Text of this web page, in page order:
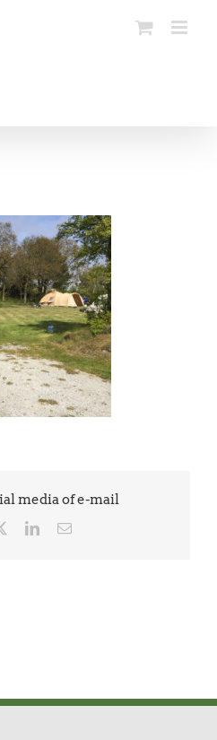
media of e-mail
LinkedIn
E-